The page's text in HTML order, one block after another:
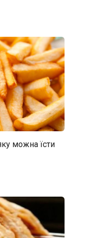
можна їсти